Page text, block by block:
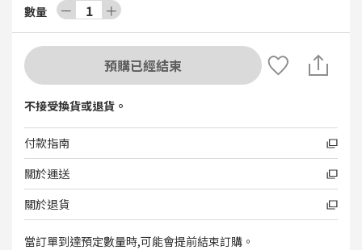
數量 － 1 ＋
預購已經結束
不接受換貨或退貨。
付款指南
關於運送
關於退貨
當訂單到達預定數量時,可能會提前結束訂購。